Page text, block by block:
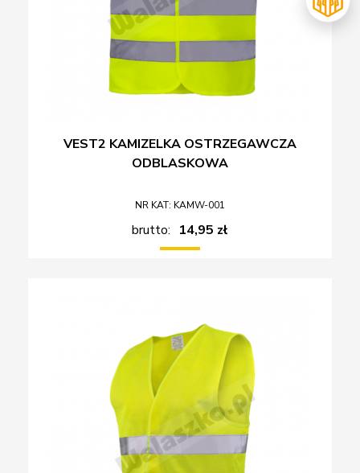
VEST2 KAMIZELKA OSTRZEGAWCZA
ODBLASKOWA
NR KAT: KAMW-001
brutto: 14,95 zł